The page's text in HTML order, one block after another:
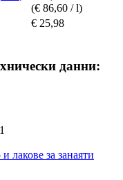
(€ 86,60 / l)
€ 25,98
данни:
лакове за занаяти